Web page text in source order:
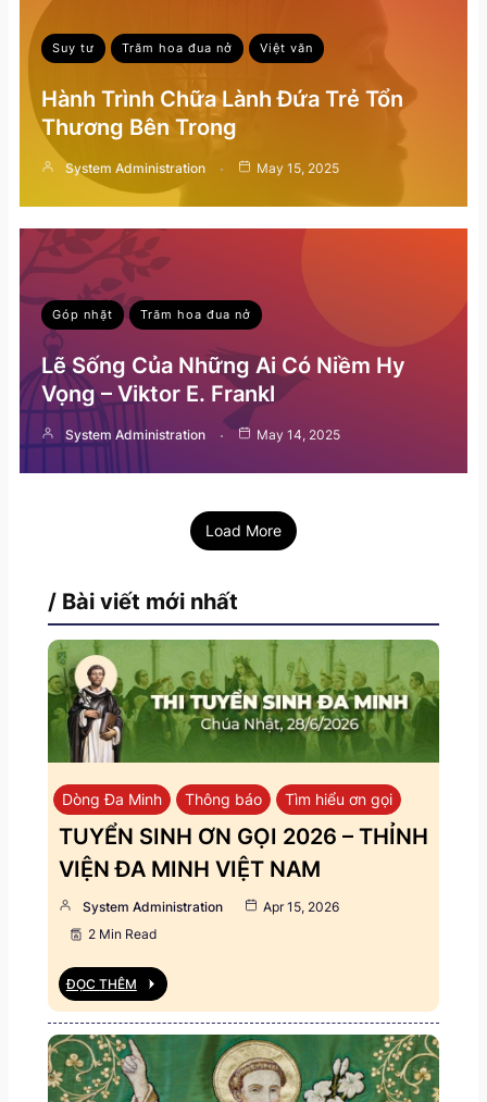
Suy tư Trăm hoa đua nở Việt văn
Hành Trình Chữa Lành Đứa Trẻ Tổn
Thương Bên Trong
System Administration May 15, 2025
Góp nhặt Trăm hoa đua nở
Lẽ Sống Của Những Ai Có Niềm Hy
Vọng – Viktor E. Frankl
System Administration May 14, 2025
Load More
/ Bài viết mới nhất
Dòng Đa Minh Thông báo Tìm hiểu ơn gọi
TUYỂN SINH ƠN GỌI 2026 – THỈNH
VIỆN ĐA MINH VIỆT NAM
System Administration
Apr 15, 2026
2 Min Read
ĐỌC THÊM